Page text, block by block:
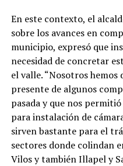
En este contexto, el
sobre los avances en
municipio, expresó que
necesidad de concretar
el valle. “Nosotros
presente de algunos
pasada y que nos
para instalación de
sirven bastante para el
sectores donde colindan
Vilos y también Illapel y